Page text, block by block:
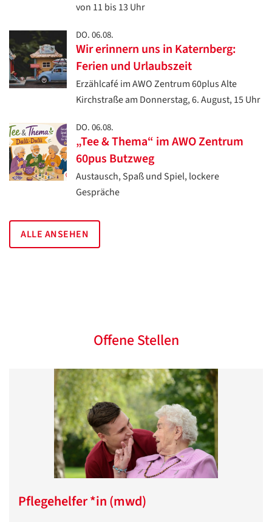
von 11 bis 13 Uhr
DO. 06.08.
Wir erinnern uns in Katernberg:
Ferien und Urlaubszeit
Erzählcafé im AWO Zentrum 60plus Alte
Kirchstraße am Donnerstag, 6. August, 15 Uhr
DO. 06.08.
„Tee & Thema“ im AWO Zentrum
60pus Butzweg
Austausch, Spaß und Spiel, lockere
Gespräche
ALLE ANSEHEN
Offene Stellen
Pflegehelfer *in (mwd)